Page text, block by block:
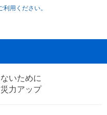
用ください。
いために
力アップ